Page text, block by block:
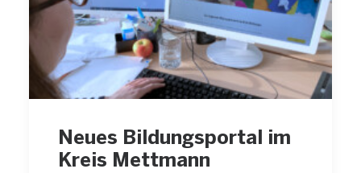
Neues Bildungsportal im
Kreis Mettmann